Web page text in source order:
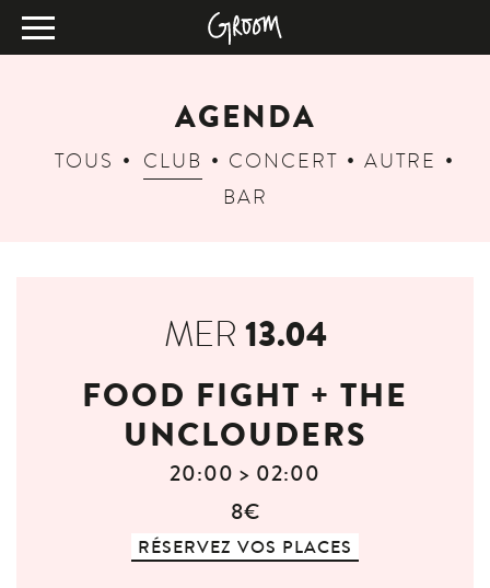
AGENDA
TOUS CLUB CONCERT
AUTRE
BAR
MER 13.04
FOOD FIGHT + THE
UNCLOUDERS
20:00 > 02:00
8€
RÉSERVEZ VOS PLACES